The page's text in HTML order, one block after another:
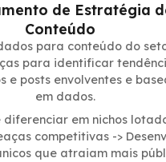
de Estratégia
Conteúdo
para conteúdo do
para identificar
e posts envolventes e
em dados.
diferenciar em nichos
competitivas ->
que atraiam mais